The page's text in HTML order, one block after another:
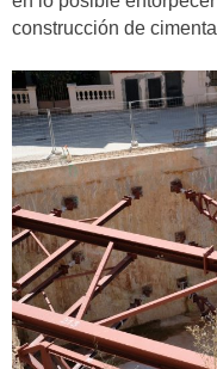
construcción de